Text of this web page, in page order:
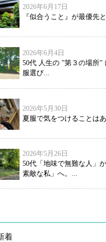
2026年6月17日
『似合うこと』が最優先
2026年6月4日
50代 人生の ”第３の場所”
服選び...
2026年5月30日
夏服で気をつけることは
2026年5月26日
50代「地味で無難な人」
素敵な私」へ。...
着